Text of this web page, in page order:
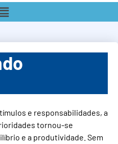
e responsabilidades, a
tornou-se
e a produtividade. Sem